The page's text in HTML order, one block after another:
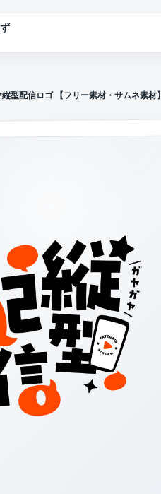
型配信ロゴ 【フリー素材・サムネ素材】